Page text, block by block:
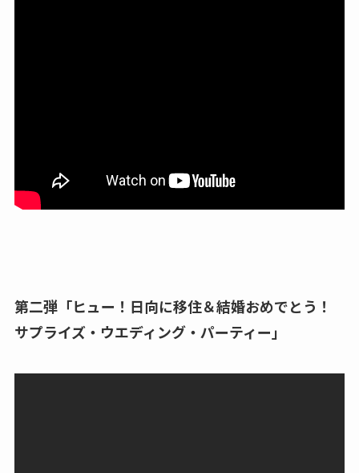
第二弾「ヒュー！日向に移住＆結婚おめでとう！
サプライズ・ウエディング・パーティー」